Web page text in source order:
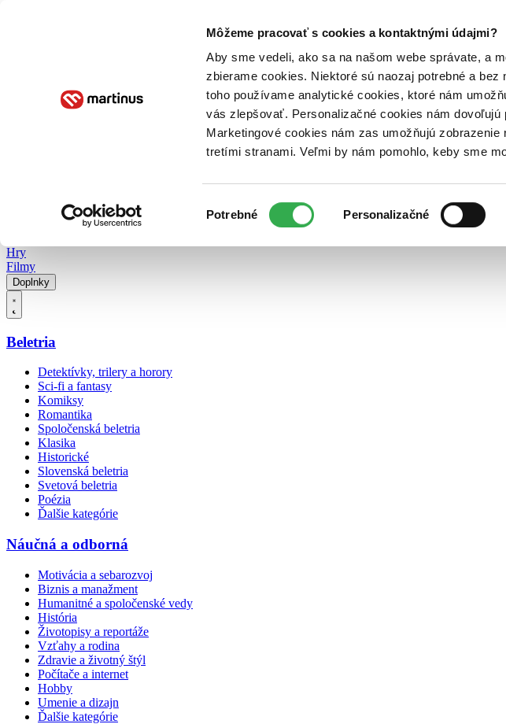
Môžeme pracovať s cookies a kontaktnými údajmi?
Aby sme vedeli, ako sa na našom webe správate, a
zbierame cookies. Niektoré sú naozaj potrebné a
toho používame analytické cookies, ktoré nám
vás zlepšovať. Personalizačné cookies nám
Marketingové cookies nám zas umožňujú
tretími stranami. Veľmi by nám pomohlo, keby sme
súhlasu
Potrebné Personalizačné
Poukážky Kontakt
Hry
Filmy
Doplnky
Beletria
Detektívky, trilery a horory
Sci-fi a fantasy
Komiksy
Romantika
Spoločenská beletria
Klasika
Historické
Slovenská beletria
Svetová beletria
Poézia
Ďalšie kategórie
Náučná a odborná
Motivácia a sebarozvoj
Biznis a manažment
Humanitné a spoločenské vedy
História
Životopisy a reportáže
Vzťahy a rodina
Zdravie a životný štýl
Počítače a internet
Hobby
Umenie a dizajn
Ďalšie kategórie